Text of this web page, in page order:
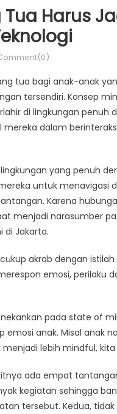
Tua Harus
tua bagi anak-anak
tersendiri. Konsep
di lingkungan penuh
dalam
yang penuh
untuk menavigasi
Karena
menjadi narasumber
di Jakarta.
akrab dengan
emosi, perilaku
pada state of
emosi anak. Misal anak
lebih mindful,
ada empat
kegiatan sehingga
tersebut. Kedua,